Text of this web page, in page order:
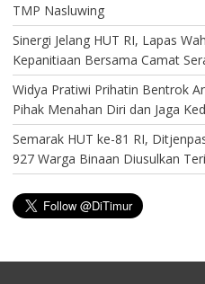
TMP Nasluwing
Sinergi Jelang HUT RI, Lapas
Kepanitiaan Bersama Camat
Widya Pratiwi Prihatin Bentrok
Pihak Menahan Diri dan Jaga
Semarak HUT ke-81 RI,
927 Warga Binaan Diusulkan